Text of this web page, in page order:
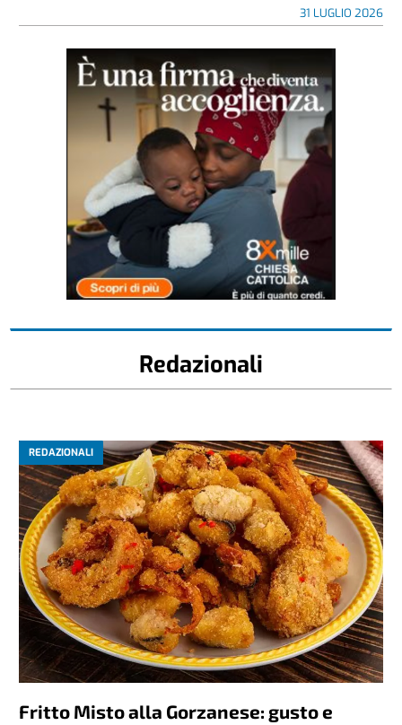
31 LUGLIO 2026
Redazionali
REDAZIONALI
Fritto Misto alla Gorzanese: gusto e